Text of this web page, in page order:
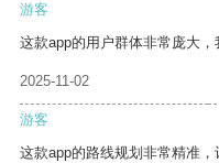
游客
这款app的用户群体非常庞大，
2025-11-02
游客
这款app的路线规划非常精准，